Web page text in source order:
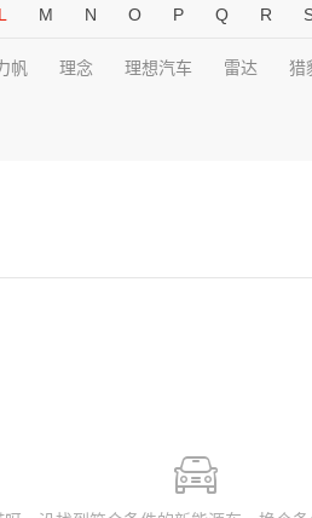
L M N O P Q R
帆 理念 理想汽车 雷达 猎